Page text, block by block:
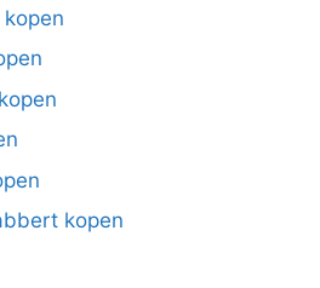
kopen